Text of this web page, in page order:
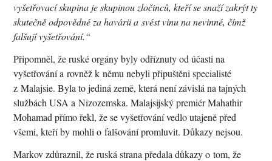
vyšetřovací skupina je skupinou zločinců, kteří se snaží zakrýt ty
skutečně odpovědné za havárii a svést vinu na nevinné, čímž
falšují vyšetřování.“
Připomněl, že ruské orgány byly odříznuty od účasti na
vyšetřování a rovněž k němu nebyli připuštěni specialisté
z Malajsie. Byla to jediná země, která není závislá na tajných
službách USA a Nizozemska. Malajsijský premiér Mahathir
Mohamad přímo řekl, že se vyšetřování vedlo utajeně před
všemi, kteří by mohli o falšování promluvit. Důkazy nejsou.
Markov zdůraznil, že ruská strana předala důkazy o tom, že